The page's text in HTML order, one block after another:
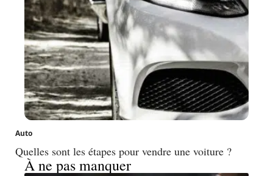
Auto
Quelles sont les étapes pour vendre une voiture ?
À ne pas manquer